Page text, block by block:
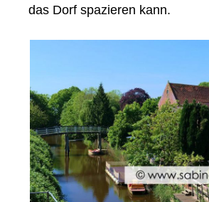
das Dorf spazieren kann.